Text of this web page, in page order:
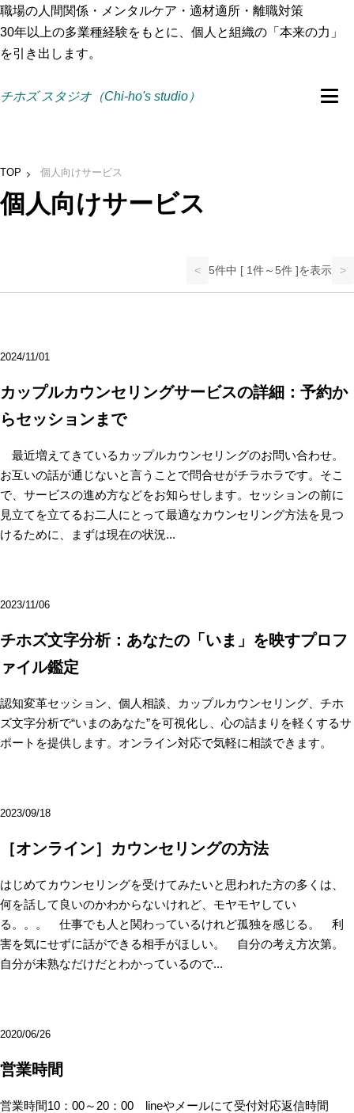
職場の人間関係・メンタルケア・適材適所・離職対策
30年以上の多業種経験をもとに、個人と組織の「本来の力」
を引き出します。
チホズ スタジオ（Chi-ho's studio）
TOP 個人向けサービス
個人向けサービス
< 5件中 [ 1件～5件 ]を表示 >
2024/11/01
カップルカウンセリングサービスの詳細：予約か
らセッションまで
最近増えてきているカップルカウンセリングのお問い合わせ。
お互いの話が通じないと言うことで問合せがチラホラです。そこ
で、サービスの進め方などをお知らせします。セッションの前に
見立てを立てるお二人にとって最適なカウンセリング方法を見つ
けるために、まずは現在の状況...
2023/11/06
チホズ文字分析：あなたの「いま」を映すプロフ
ァイル鑑定
認知変革セッション、個人相談、カップルカウンセリング、チホ
ズ文字分析で“いまのあなた”を可視化し、心の詰まりを軽くするサ
ポートを提供します。オンライン対応で気軽に相談できます。
2023/09/18
［オンライン］カウンセリングの方法
はじめてカウンセリングを受けてみたいと思われた方の多くは、
何を話して良いのかわからないけれど、モヤモヤしてい
る。。。 仕事でも人と関わっているけれど孤独を感じる。 利
害を気にせずに話ができる相手がほしい。 自分の考え方次第。
自分が未熟なだけだとわかっているので...
2020/06/26
営業時間
営業時間10：00～20：00 lineやメールにて受付対応 返信時間